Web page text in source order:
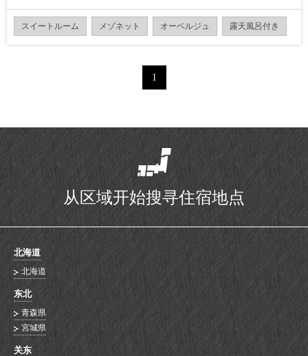
スイートルーム メゾネット オーベルジュ 露天風呂付き
1
从区域开始搜寻住宿地点
北海道
北海道
东北
青森県
宮城県
关东